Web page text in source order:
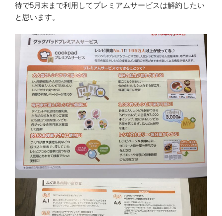
待で5月末まで利用してプレミアムサービスは解約したい
と思います。